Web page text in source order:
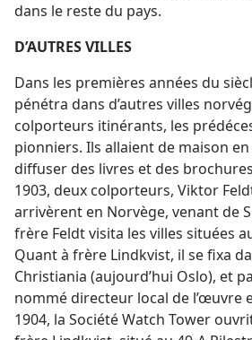
dans le reste du pays.
D’AUTRES VILLES
Dans les premières années du
pénétra dans d’autres villes
colporteurs itinérants, les
pionniers. Ils allaient de maison
diffuser des livres et des
1903, deux colporteurs, Viktor
arrivèrent en Norvège, venant de
frère Feldt visita les villes situées
Quant à frère Lindkvist, il se fixa
Christiania (aujourd’hui Oslo), et
nommé directeur local de l’œuvre
1904, la Société Watch Tower